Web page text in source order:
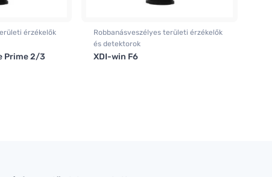
érzékelők
Prime 2/3
Robbanásveszélyes területi érzékelők
és detektorok
XDI-win F6